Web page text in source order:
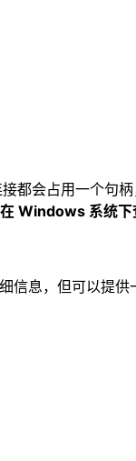
都会占用一个句
Windows 系统下
息，但可以提供